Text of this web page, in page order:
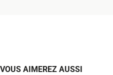
VOUS AIMEREZ AUSSI